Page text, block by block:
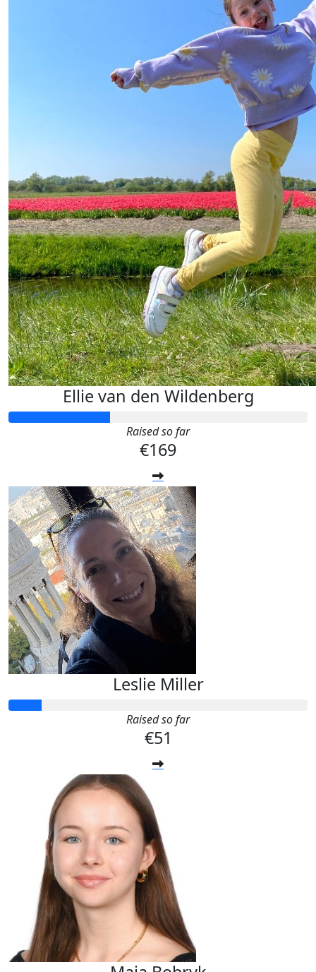
Ellie van den Wildenberg
Raised so far
€169
Leslie Miller
Raised so far
€51